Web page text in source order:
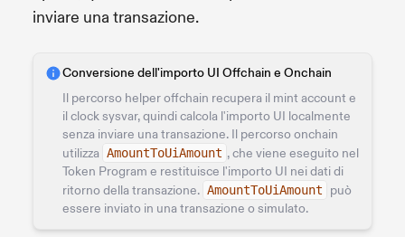
inviare una transazione.
Conversione dell'importo UI Offchain e Onchain
Il percorso helper offchain recupera il mint account e
il clock sysvar, quindi calcola l'importo UI localmente
senza inviare una transazione. Il percorso onchain
utilizza AmountToUiAmount , che viene eseguito nel
Token Program e restituisce l'importo UI nei dati di
ritorno della transazione. AmountToUiAmount
può
essere inviato in una transazione o simulato.